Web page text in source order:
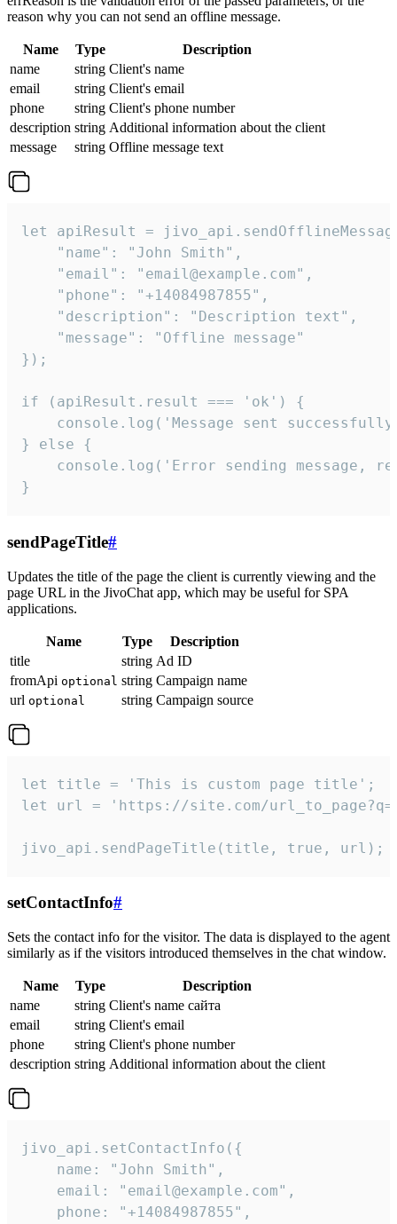
reason why you can not send an offline message.
Name Type
Description
name
string Client's name
email
string Client's email
phone
string Client's phone number
description string Additional information about the client
message
string Offline message text
let apiResult =
    "name": "John Smith",
    "email": "email@example.com",
    "phone": "+14084987855",
    "description": "Description text",
    "message": "Offline message"
});
if (apiResult.result === 'ok') {
console.log('Message sent
} else {
console.log('Error sending message,
}
sendPageTitle#
Updates the title of the page the client is currently viewing and the
page URL in the JivoChat app, which may be useful for SPA
applications.
Name Type
Description
title
string Ad ID
fromApi optional string Campaign name
url optional string Campaign source
let title = 'This is custom page title';
let url = 'https://site.com/
jivo_api.sendPageTitle(title, true, url);
setContactInfo#
Sets the contact info for the visitor. The data is displayed to the agent
similarly as if the visitors introduced themselves in the chat window.
Name Type
Description
name
string Client's name сайта
email
string Client's email
phone
string Client's phone number
description string Additional information about the client
jivo_api.setContactInfo({
    name: "John Smith",
    email: "email@example.com",
    phone: "+14084987855",